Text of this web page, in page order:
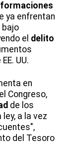
ya enfrentan
bajo
el delito
UU.
en
Congreso,
de los
a la vez
del Tesoro